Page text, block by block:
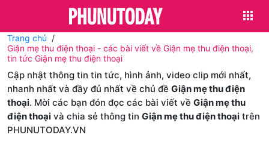
Trang chủ
Giận mẹ thu điện thoại - các bài viết về Giận mẹ thu điện thoại,
tin tức Giận mẹ thu điện thoại
Cập nhật thông tin tin tức, hình ảnh, video clip mới nhất,
nhanh nhất và đầy đủ nhất về chủ đề Giận mẹ thu điện
thoại. Mời các bạn đón đọc các bài viết về Giận mẹ thu
điện thoại và chia sẻ thông tin Giận mẹ thu điện thoại trên
PHUNUTODAY.VN